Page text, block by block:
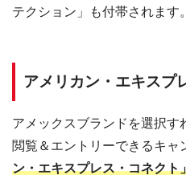
テクション」も付帯されます。
アメリカン・エキスプ
アメックスブランドを選択
閲覧＆エントリーできるキャ
ン・エキスプレス・コネクト